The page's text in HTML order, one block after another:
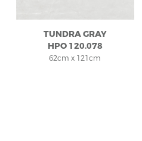
TUNDRA GRAY
HPO 120.078
62cm x 121cm